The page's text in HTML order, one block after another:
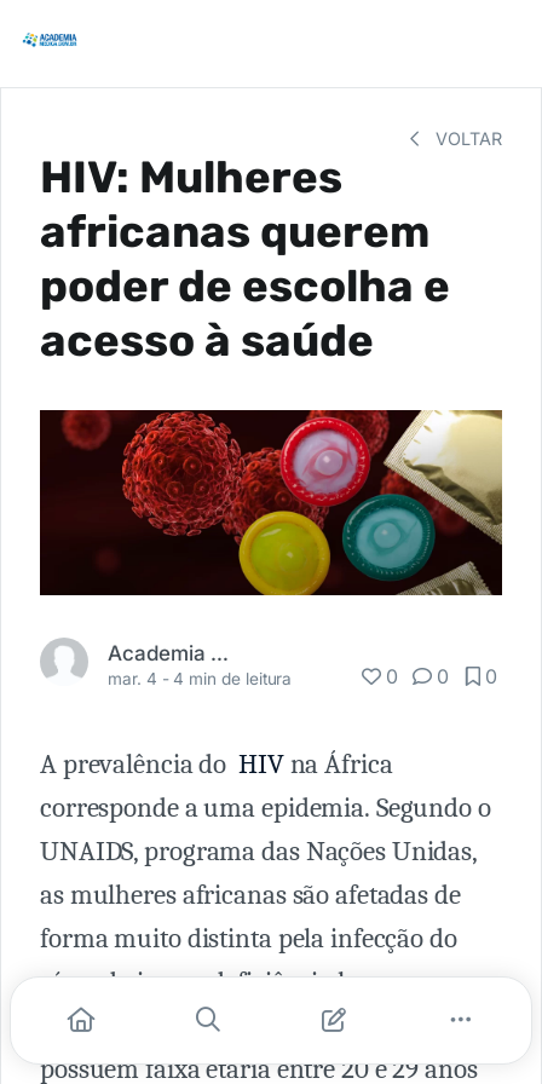
VOLTAR
HIV: Mulheres
africanas querem
poder de escolha e
acesso à saúde
Academia Médica
mar. 4 -4 min de leitura 0 0 0
A prevalência do HIVna África
corresponde a uma epidemia. Segundo o
UNAIDS, programa das Nações Unidas,
as mulheres africanas são afetadas de
forma muito distinta pela infecção do
vírus da imunodeficiência humana.
Segundo a organização, mulheres que
possuem faixa etária entre 20 e 29 anos